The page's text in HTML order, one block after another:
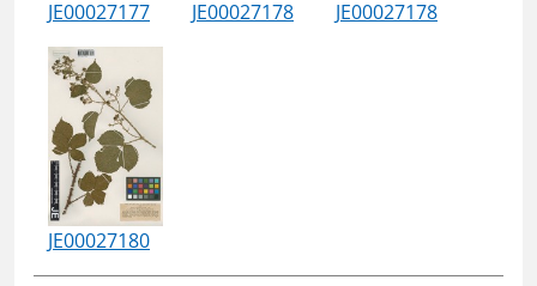
JE00027177 JE00027178 JE00027178
JE00027180